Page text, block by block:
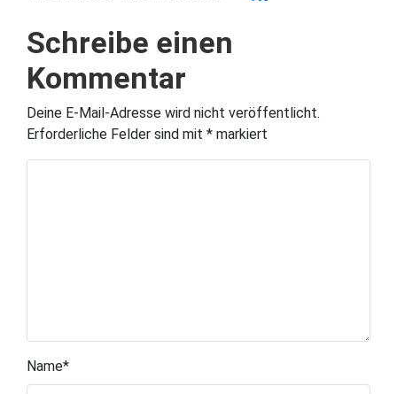
Schreibe einen
Kommentar
Deine E-Mail-Adresse wird nicht veröffentlicht.
Erforderliche Felder sind mit * markiert
Name*